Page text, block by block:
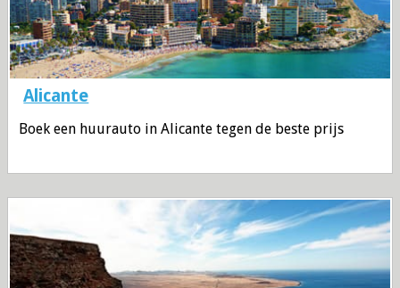
Alicante
Boek een huurauto in Alicante tegen de beste prijs